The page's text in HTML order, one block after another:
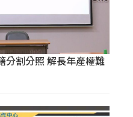
分割分照 解長年產權難